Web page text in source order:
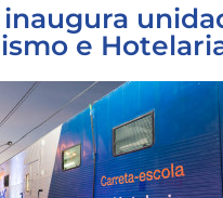
inaugura
e